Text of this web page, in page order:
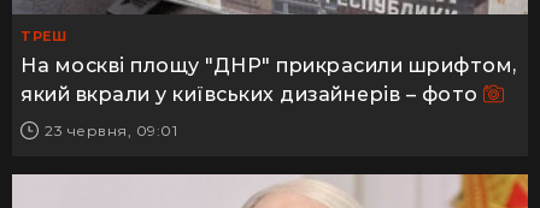
ТРЕШ
На москві площу "ДНР" прикрасили шрифтом,
який вкрали у київських дизайнерів – фото
23 червня, 09:01